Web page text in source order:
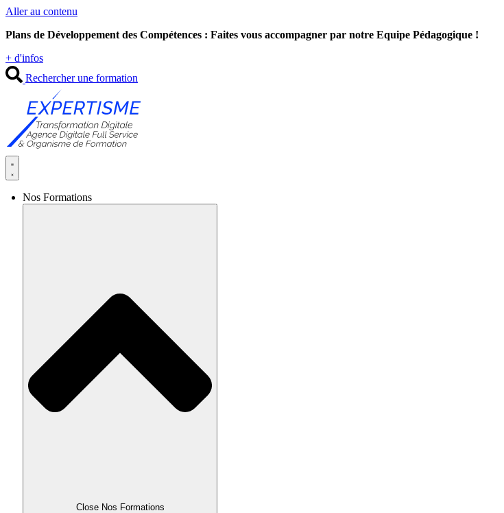
Aller au contenu
Plans de Développement des Compétences : Faites vous accompagner par notre Equipe Pédagogique !
+ d'infos
Rechercher une formation
Nos Formations
Close Nos Formations